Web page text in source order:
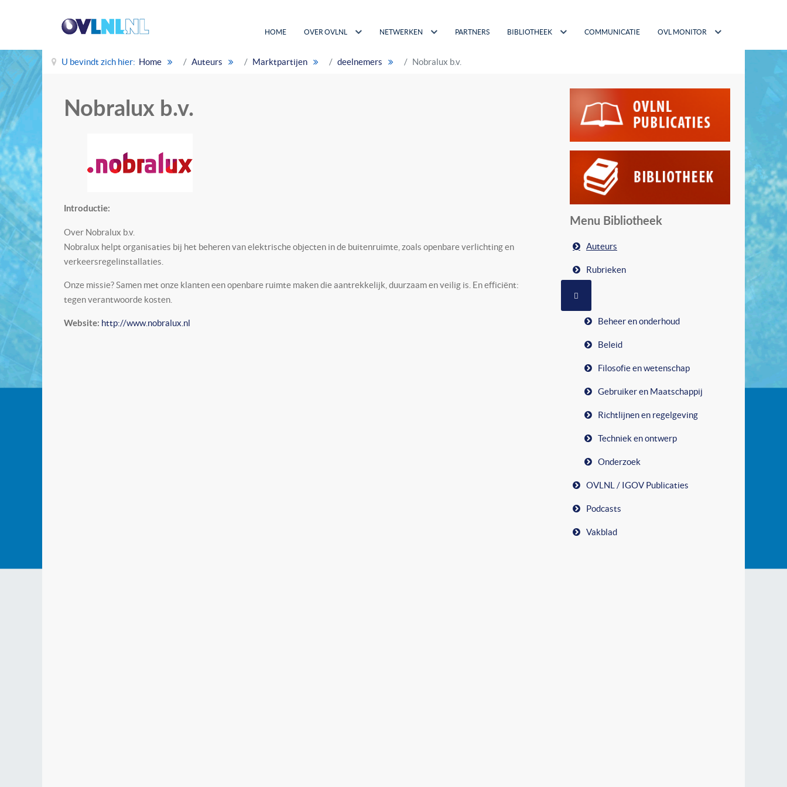
HOME OVER OVLNL NETWERKEN PARTNERS BIBLIOTHEEK COMMUNICATIE OVL MONITOR
U bevindt zich hier: Home Auteurs Marktpartijen deelnemers Nobralux b.v.
Nobralux b.v.
Introductie:
Over Nobralux b.v.
Nobralux helpt organisaties bij het beheren van elektrische objecten in de buitenruimte, zoals openbare verlichting en
verkeersregelinstallaties.
Onze missie? Samen met onze klanten een openbare ruimte maken die aantrekkelijk, duurzaam en veilig is. En efficiënt:
tegen verantwoorde kosten.
Website: http://www.nobralux.nl
Menu Bibliotheek
Auteurs
Rubrieken
Beheer en onderhoud
Beleid
Filosofie en wetenschap
Gebruiker en Maatschappij
Richtlijnen en regelgeving
Techniek en ontwerp
Onderzoek
OVLNL / IGOV Publicaties
Podcasts
Vakblad